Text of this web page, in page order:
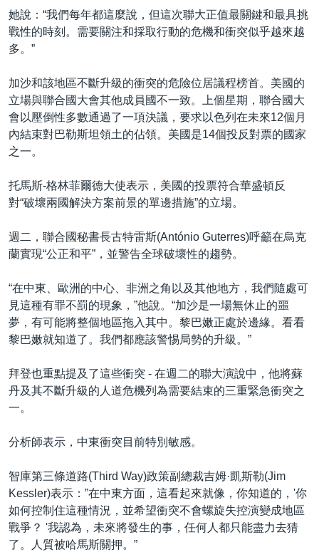
她說：“我們每年都這麼說，但這次聯大正值最關鍵和最具挑
戰性的時刻。需要關注和採取行動的危機和衝突似乎越來越
多。”
加沙和該地區不斷升級的衝突的危險位居議程榜首。美國的
立場與聯合國大會其他成員國不一致。上個星期，聯合國大
會以壓倒性多數通過了一項決議，要求以色列在未來12個月
內結束對巴勒斯坦領土的佔領。美國是14個投反對票的國家
之一。
托馬斯-格林菲爾德大使表示，美國的投票符合華盛頓反
對“破壞兩國解決方案前景的單邊措施”的立場。
週二，聯合國秘書長古特雷斯(António Guterres)呼籲在烏克
蘭實現“公正和平”，並警告全球破壞性的趨勢。
“在中東、歐洲的中心、非洲之角以及其他地方，我們隨處可
見這種有罪不罰的現象，”他說。“加沙是一場無休止的噩
夢，有可能將整個地區拖入其中。黎巴嫩正處於邊緣。看看
黎巴嫩就知道了。我們都應該警惕局勢的升級。”
拜登也重點提及了這些衝突 - 在週二的聯大演說中，他將蘇
丹及其不斷升級的人道危機列為需要結束的三重緊急衝突之
一。
分析師表示，中東衝突目前特別敏感。
智庫第三條道路(Third Way)政策副總裁吉姆·凱斯勒(Jim
Kessler)表示：”在中東方面，這看起來就像，你知道的，'你
如何控制住這種情況，並希望衝突不會螺旋失控演變成地區
戰爭？ '我認為，未來將發生的事，任何人都只能盡力去猜
了。人質被哈馬斯關押。”